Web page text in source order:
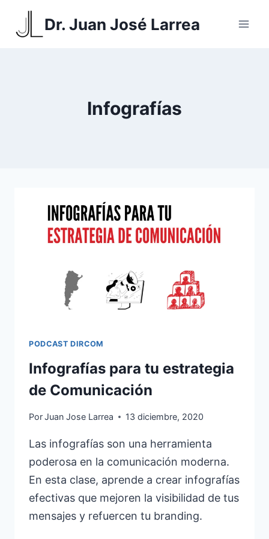
Saltar
Dr. Juan José Larrea
Infografías
PODCAST DIRCOM
Infografías para tu estrategia
de Comunicación
PorJuan Jose Larrea 13 diciembre, 2020
Las infografías son una herramienta
poderosa en la comunicación moderna.
En esta clase, aprende a crear infografías
efectivas que mejoren la visibilidad de tus
mensajes y refuercen tu branding.